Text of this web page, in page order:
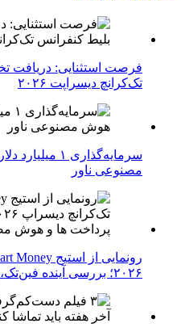
تک‌کرانچ دیسراپت ۲۰۲۶
سرمایه‌گذاری ۱
مصنوعی ناور
۲۰۲۶؛ بررسی آینده فین‌تک، پرداخت‌ ها و هوش مصنوعی